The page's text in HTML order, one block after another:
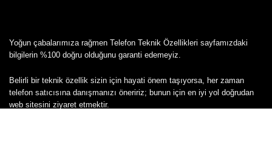
Yoğun çabalarımıza rağmen Telefon Teknik Özellikleri sayfamızdaki
bilgilerin %100 doğru olduğunu garanti edemeyiz.
Belirli bir teknik özellik sizin için hayati önem taşıyorsa, her zaman
telefon satıcısına danışmanızı öneririz; bunun için en iyi yol doğrudan
web sitesini ziyaret etmektir.